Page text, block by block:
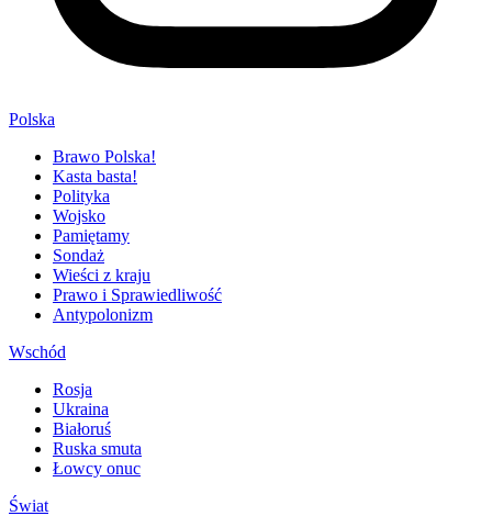
Polska
Brawo Polska!
Kasta basta!
Polityka
Wojsko
Pamiętamy
Sondaż
Wieści z kraju
Prawo i Sprawiedliwość
Antypolonizm
Wschód
Rosja
Ukraina
Białoruś
Ruska smuta
Łowcy onuc
Świat